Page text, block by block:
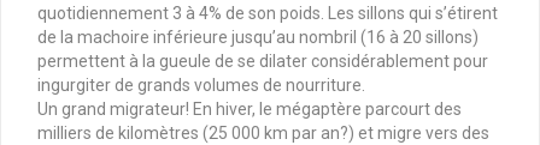
quotidiennement 3 à 4% de son poids. Les sillons qui s’étirent
de la machoire inférieure jusqu’au nombril (16 à 20 sillons)
permettent à la gueule de se dilater considérablement pour
ingurgiter de grands volumes de nourriture.
Un grand migrateur! En hiver, le mégaptère parcourt des
milliers de kilomètres (25 000 km par an?) et migre vers des